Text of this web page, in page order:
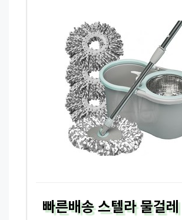
빠른배송 스텔라 물걸